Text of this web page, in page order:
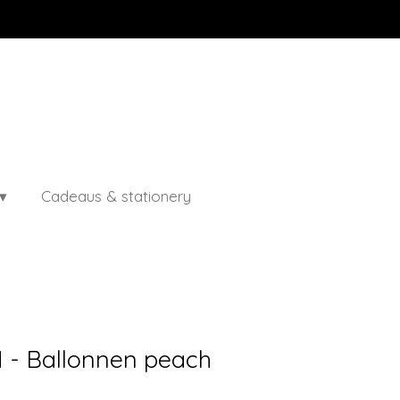
Cadeaus & stationery
- Ballonnen peach